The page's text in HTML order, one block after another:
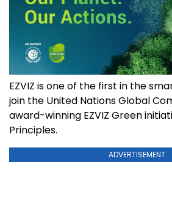
EZVIZ is one of the first in the
join the United Nations Global
award-winning EZVIZ Green
Principles.
ADVERTISEMENT